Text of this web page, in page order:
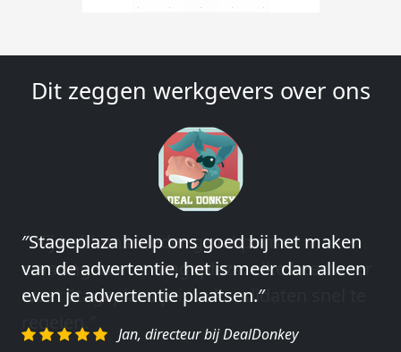
Dit zeggen werkgevers over ons
″Wij hebben in ieder geval prima
ervaringen met Stageplaza: elke keer weer
weet Stageplaza prima kandidaten snel te
regelen.″